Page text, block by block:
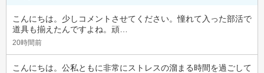
こんにちは。少しコメントさせてください。憧れて入った部活で
道具も揃えたんですよね。頑…
20時間前
こんにちは。公私ともに非常にストレスの溜まる時間を過ごして